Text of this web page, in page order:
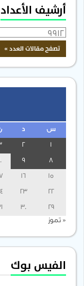
أرشيف الأعداد
س ن
3
15
17
23
24
29
30
31
« تموز
الفيس بوك